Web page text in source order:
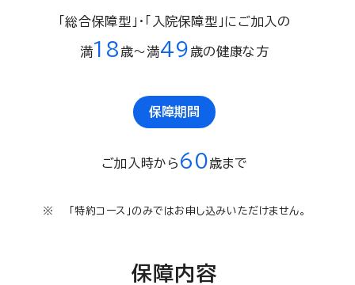
「総合保障型」・「入院保障型」にご加入の
満18 歳〜満49 歳の健康な方
保障期間
ご加入時から 60歳まで
「特約コース」のみではお申し込みいただけません。
保障内容